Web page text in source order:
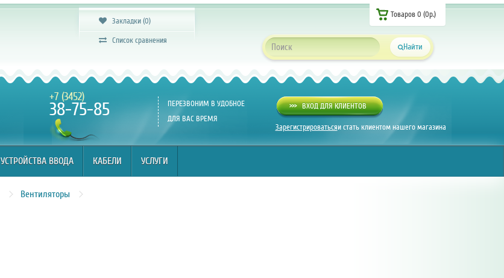
КАБЕЛИ УСЛУГИ Товаров 0 (0р.)
Найти
Закладки (0)
Список сравнения
+7 (3452)
38-75-85
ПЕРЕЗВОНИМ В УДОБНОЕ
ДЛЯ ВАС ВРЕМЯ
>>> ВХОД ДЛЯ КЛИЕНТОВ
Зарегистрироватьсяи стать клиентом нашего магазина
УСТРОЙСТВА ВВОДА КАБЕЛИ УСЛУГИ
Вентиляторы